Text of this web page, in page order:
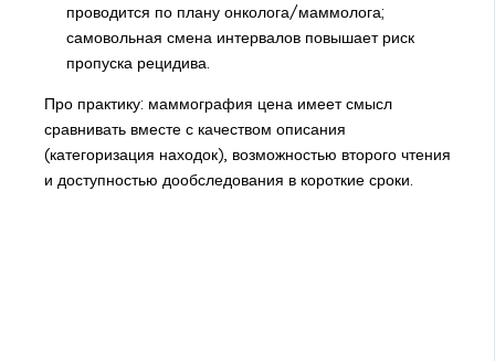
проводится по плану онколога/маммолога;
самовольная смена интервалов повышает риск
пропуска рецидива.
Про практику: маммография цена имеет смысл
сравнивать вместе с качеством описания
(категоризация находок), возможностью второго чтения
и доступностью дообследования в короткие сроки.